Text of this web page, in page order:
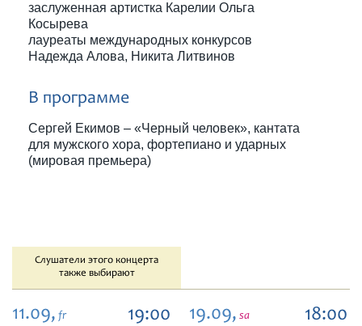
заслуженная артистка Карелии Ольга
Косырева
лауреаты международных конкурсов
Надежда Алова, Никита Литвинов
В программе
Сергей Екимов – «Черный человек», кантата
для мужского хора, фортепиано и ударных
(мировая премьера)
Слушатели этого концерта
также выбирают
11.09, fr 19:00 19.09, sa 18:00